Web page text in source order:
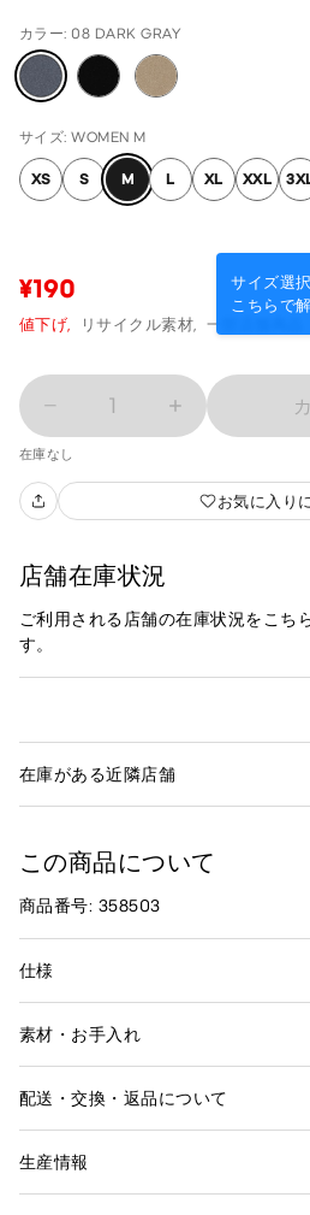
カラー: 08 DARK GRAY
サイズ: WOMEN M
XS S M L XL XXL
サイズ選
こちらで
¥190
値下げ, リサイクル素材, 一部店舗商品
1
在庫なし
お気に入り
店舗在庫状況
ご利用される店舗の在庫状況をこち
す。
在庫がある近隣店舗
この商品について
商品番号: 358503
仕様
素材・お手入れ
配送・交換・返品について
生産情報